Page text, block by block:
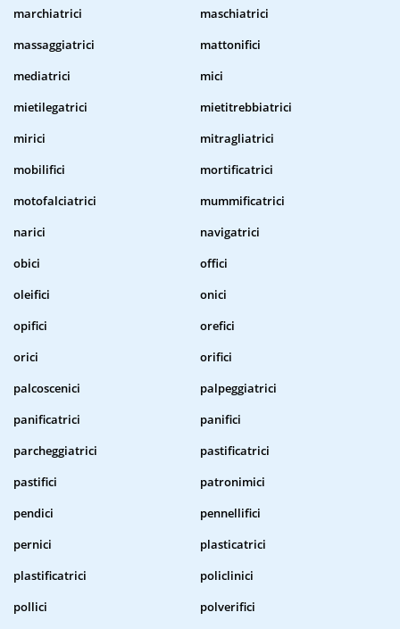
marchiatrici
maschiatrici
massaggiatrici
mattonifici
mediatrici
mici
mietilegatrici
mietitrebbiatrici
mirici
mitragliatrici
mobilifici
mortificatrici
motofalciatrici
mummificatrici
narici
navigatrici
obici
offici
oleifici
onici
opifici
orefici
orici
orifici
palcoscenici
palpeggiatrici
panificatrici
panifici
parcheggiatrici
pastificatrici
pastifici
patronimici
pendici
pennellifici
pernici
plasticatrici
plastificatrici
policlinici
pollici
polverifici